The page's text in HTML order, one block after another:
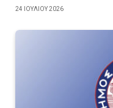
24 ΙΟΥΛΊΟΥ 2026